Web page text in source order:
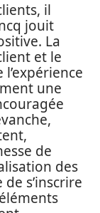
il
jouit
La
et le
une
de
des
s’inscrire